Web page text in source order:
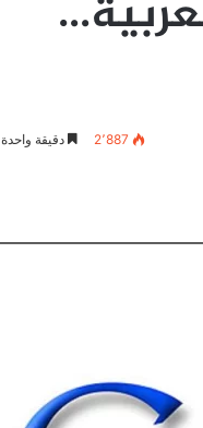
2٬887 دقيقة واحدة